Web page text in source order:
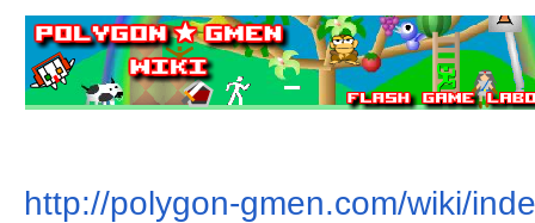
http://polygon-gmen.com/wiki/